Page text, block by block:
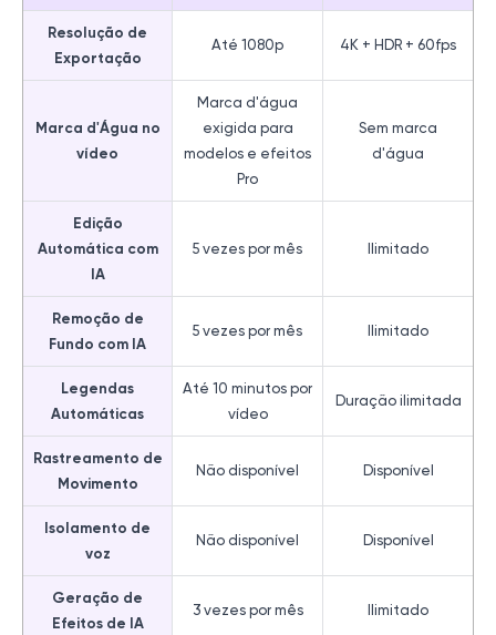
Resolução de
Exportação
Até 1080p 4K + HDR + 60fps
Marca d'Água no
vídeo
Marca d'água
exigida para
modelos e efeitos
Pro
Sem marca
d'água
Edição
Automática com
IA
5 vezes por mês Ilimitado
Remoção de
Fundo com IA
5 vezes por mês Ilimitado
Legendas
Automáticas
Até 10 minutos por
vídeo
Duração ilimitada
Rastreamento de
Movimento
Não disponível Disponível
Isolamento de
voz
Não disponível Disponível
Geração de
Efeitos de IA
3 vezes por mês Ilimitado